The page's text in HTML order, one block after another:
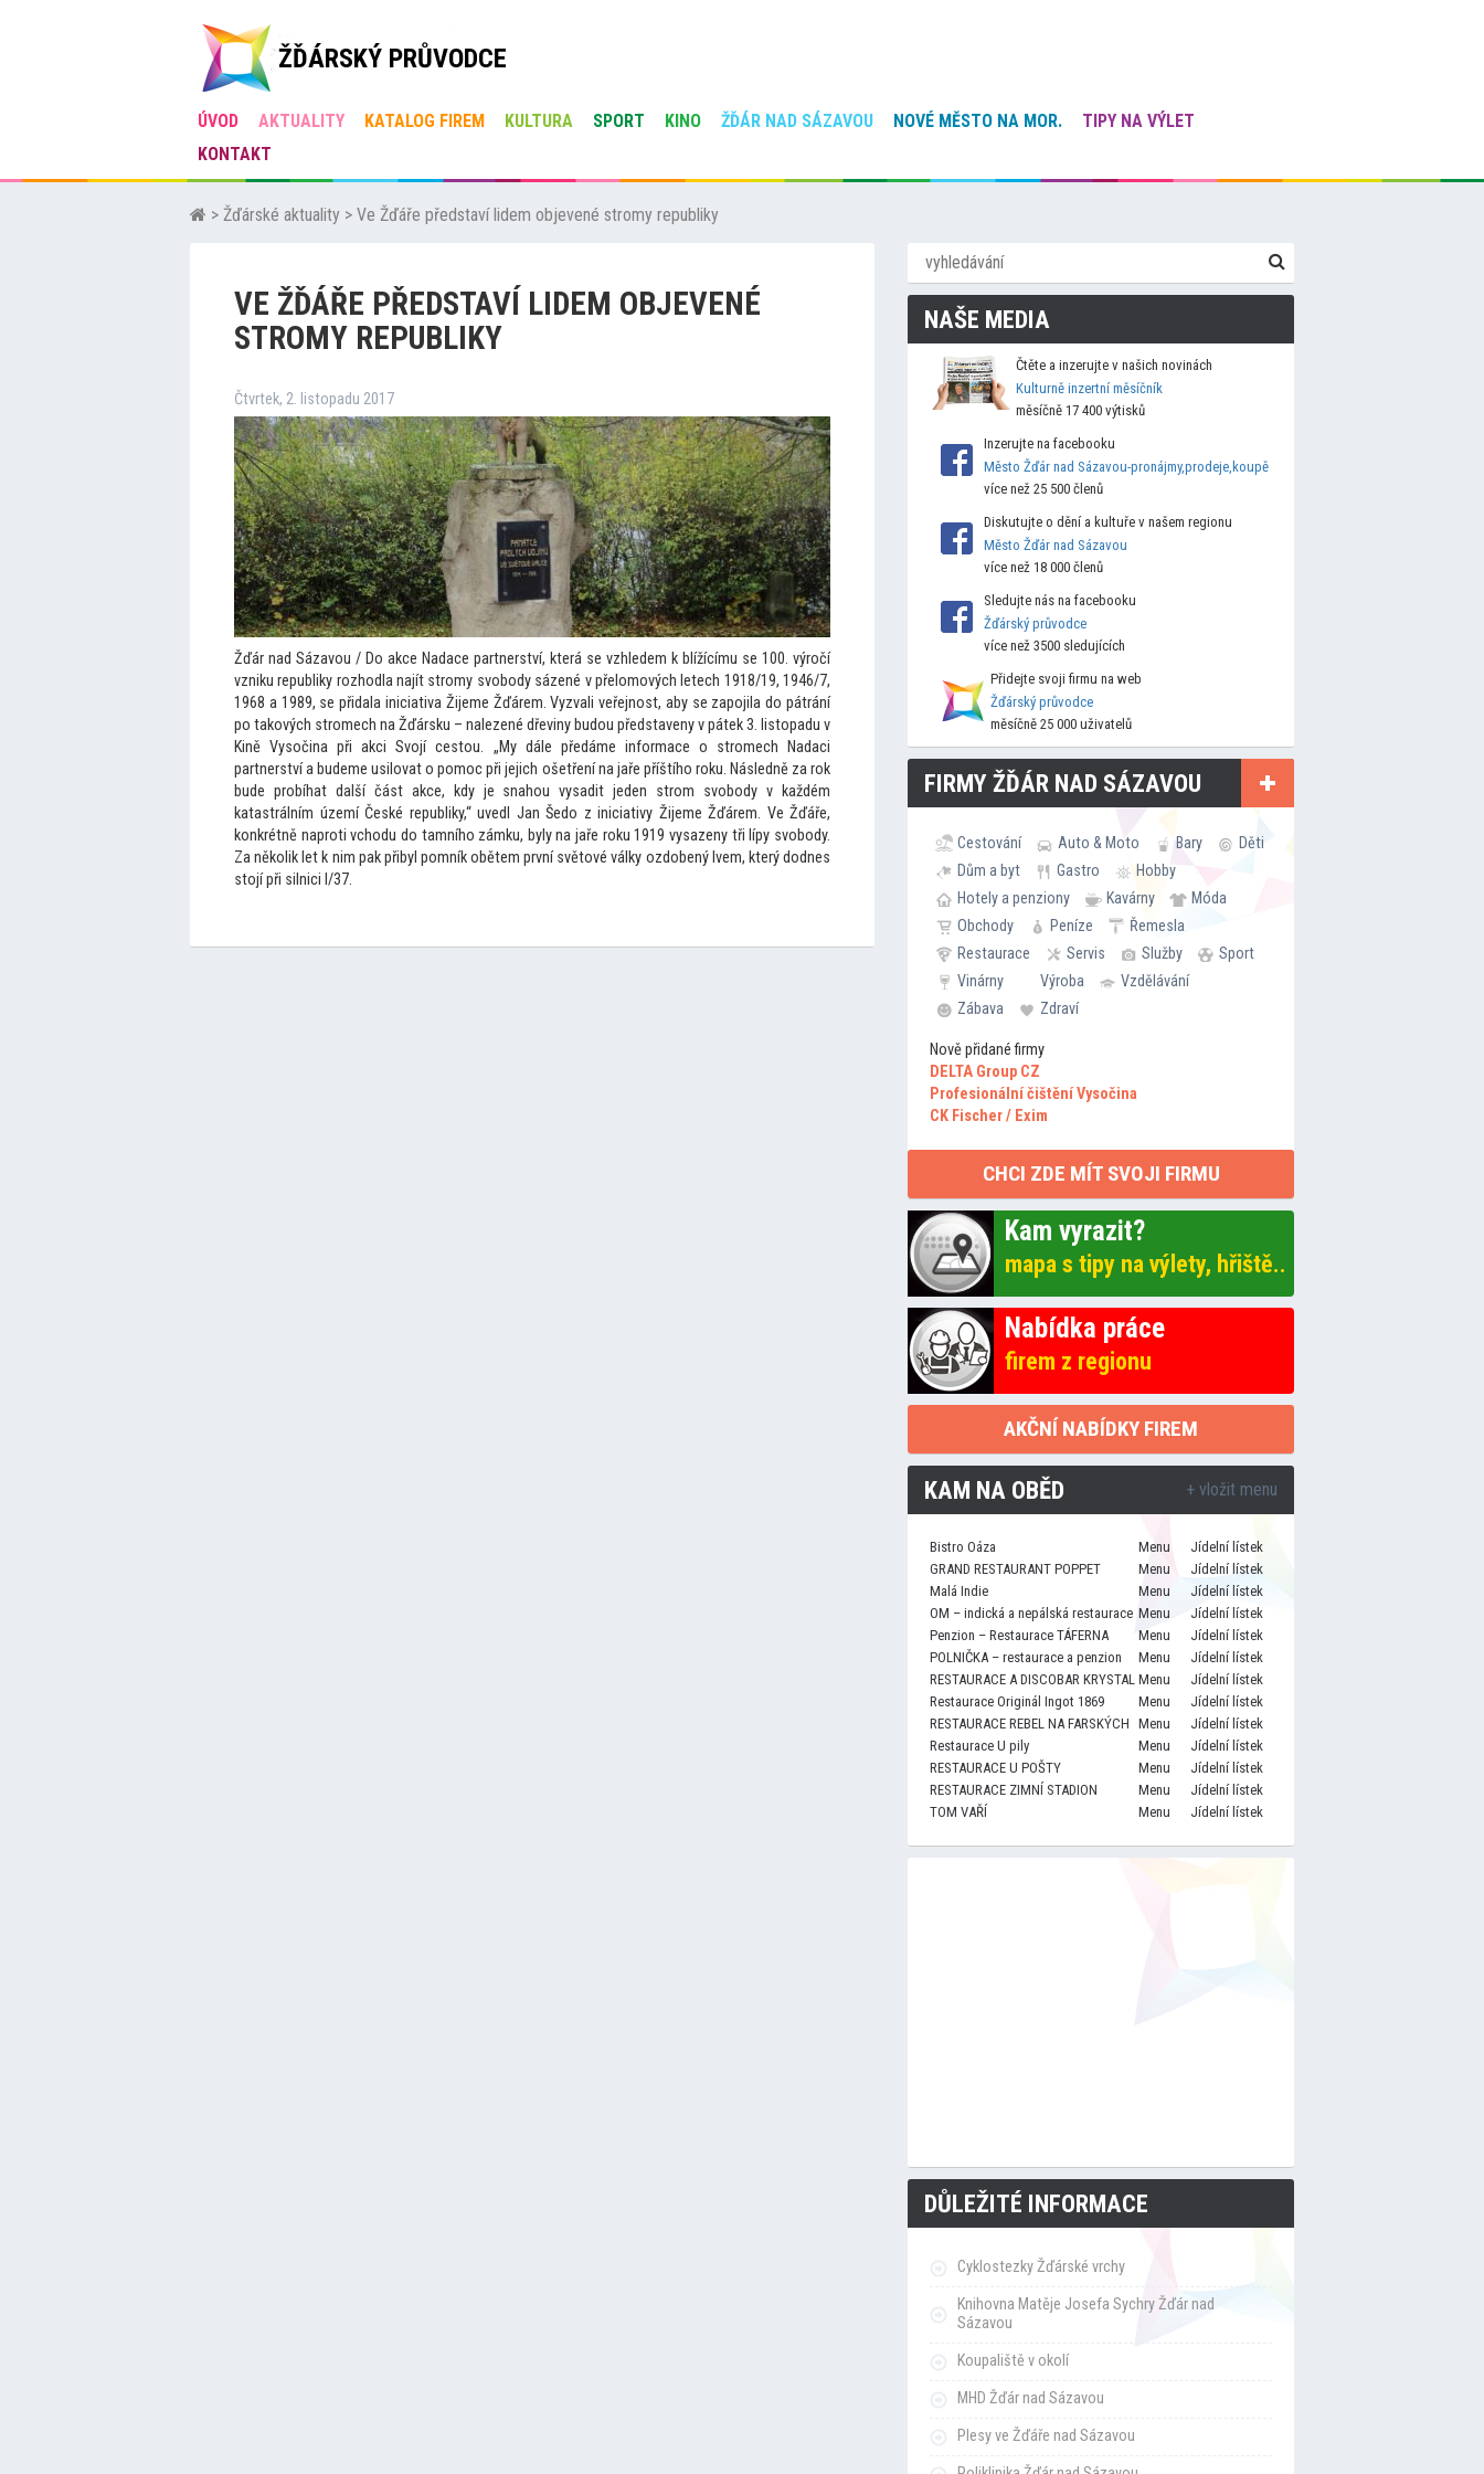
ŽĎÁRSKÝ PRŮVODCE
ÚVOD AKTUALITY KATALOG FIREM KULTURA SPORT KINO ŽĎÁR NAD SÁZAVOU NOVÉ MĚSTO NA MOR.
TIPY NA VÝLET
KONTAKT
> Žďárské aktuality > Ve Žďáře představí lidem objevené stromy republiky
VE ŽĎÁŘE PŘEDSTAVÍ LIDEM OBJEVENÉ
STROMY REPUBLIKY
Čtvrtek, 2. listopadu 2017
Žďár nad Sázavou / Do akce Nadace partnerství, která se vzhledem k blížícímu se 100. výročí
vzniku republiky rozhodla najít stromy svobody sázené v přelomových letech 1918/19, 1946/7,
1968 a 1989, se přidala iniciativa Žijeme Žďárem. Vyzvali veřejnost, aby se zapojila do pátrání
po takových stromech na Žďársku – nalezené dřeviny budou představeny v pátek 3. listopadu v
Kině Vysočina při akci Svojí cestou. „My dále předáme informace o stromech Nadaci
partnerství a budeme usilovat o pomoc při jejich ošetření na jaře příštího roku. Následně za rok
bude probíhat další část akce, kdy je snahou vysadit jeden strom svobody v každém
katastrálním území České republiky,“ uvedl Jan Šedo z iniciativy Žijeme Žďárem. Ve Žďáře,
konkrétně naproti vchodu do tamního zámku, byly na jaře roku 1919 vysazeny tři lípy svobody.
Za několik let k nim pak přibyl pomník obětem první světové války ozdobený lvem, který dodnes
stojí při silnici I/37.
NAŠE MEDIA
Čtěte a inzerujte v našich novinách
Kulturně inzertní měsíčník
měsíčně 17 400 výtisků
Inzerujte na facebooku
Město Žďár nad Sázavou-pronájmy,prodeje,koupě
více než 25 500 členů
Diskutujte o dění a kultuře v našem regionu
Město Žďár nad Sázavou
více než 18 000 členů
Sledujte nás na facebooku
Žďárský průvodce
více než 3500 sledujících
Přidejte svoji firmu na web
Žďárský průvodce
měsíčně 25 000 uživatelů
FIRMY ŽĎÁR NAD SÁZAVOU
Cestování Auto & Moto Bary
Děti
Dům a byt
Gastro
Hobby
Hotely a penziony
Kavárny
Móda
Obchody
Peníze
Řemesla
Restaurace
Servis Služby
Sport
Vinárny
Výroba
Vzdělávání
Zábava
Zdraví
Nově přidané firmy
DELTA Group CZ
Profesionální čištění Vysočina
CK Fischer / Exim
CHCI ZDE MÍT SVOJI FIRMU
Kam vyrazit?
mapa s tipy na výlety, hřiště..
Nabídka práce
firem z regionu
AKČNÍ NABÍDKY FIREM
KAM NA OBĚD + vložit menu
Bistro Oáza Menu
Jídelní lístek
GRAND RESTAURANT POPPET
Menu
Jídelní lístek
Malá Indie
Menu
Jídelní lístek
OM – indická a nepálská restaurace Menu
Jídelní lístek
Penzion – Restaurace TÁFERNA
Menu
Jídelní lístek
POLNIČKA – restaurace a penzion
Menu
Jídelní lístek
RESTAURACE A DISCOBAR KRYSTAL Menu
Jídelní lístek
Restaurace Originál Ingot 1869
Menu
Jídelní lístek
RESTAURACE REBEL NA FARSKÝCH Menu
Jídelní lístek
Restaurace U pily
Menu
Jídelní lístek
RESTAURACE U POŠTY
Menu
Jídelní lístek
RESTAURACE ZIMNÍ STADION
Menu
Jídelní lístek
TOM VAŘÍ
Menu Jídelní lístek
DŮLEŽITÉ INFORMACE
Cyklostezky Žďárské vrchy
Knihovna Matěje Josefa Sychry Žďár nad
Sázavou
Koupaliště v okolí
MHD Žďár nad Sázavou
Plesy ve Žďáře nad Sázavou